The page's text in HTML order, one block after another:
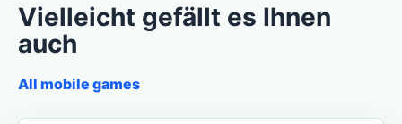
Vielleicht gefällt es Ihnen
auch
All mobile games